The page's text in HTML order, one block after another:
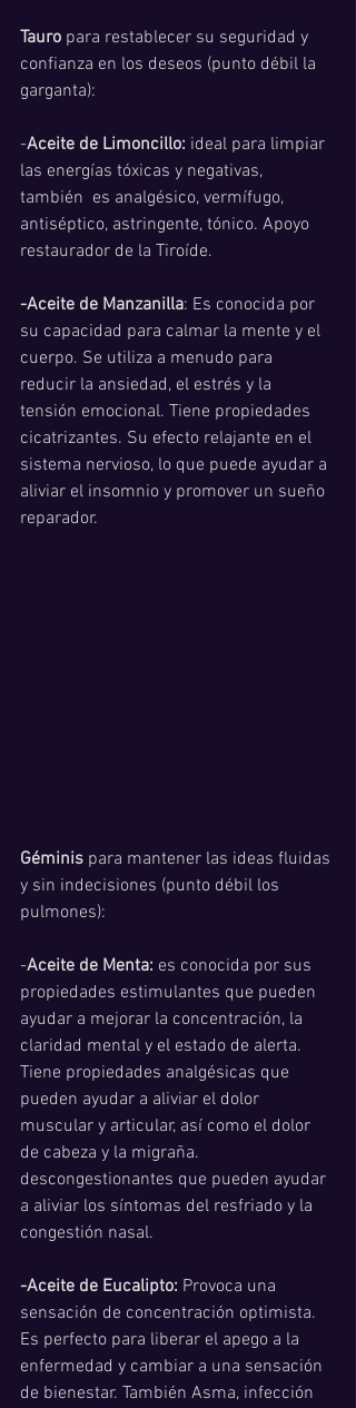
Tauro para restablecer su seguridad y
confianza en los deseos (punto débil la
garganta):
-Aceite de Limoncillo: ideal para limpiar
las energías tóxicas y negativas,
también  es analgésico, vermífugo,
antiséptico, astringente, tónico. Apoyo
restaurador de la Tiroíde.
-Aceite de Manzanilla: Es conocida por
su capacidad para calmar la mente y el
cuerpo. Se utiliza a menudo para
reducir la ansiedad, el estrés y la
tensión emocional. Tiene propiedades
cicatrizantes. Su efecto relajante en el
sistema nervioso, lo que puede ayudar a
aliviar el insomnio y promover un sueño
reparador.
Géminis para mantener las ideas fluidas
y sin indecisiones (punto débil los
pulmones):
-Aceite de Menta: es conocida por sus
propiedades estimulantes que pueden
ayudar a mejorar la concentración, la
claridad mental y el estado de alerta.
Tiene propiedades analgésicas que
pueden ayudar a aliviar el dolor
muscular y articular, así como el dolor
de cabeza y la migraña.
descongestionantes que pueden ayudar
a aliviar los síntomas del resfriado y la
congestión nasal.
-Aceite de Eucalipto: Provoca una
sensación de concentración optimista.
Es perfecto para liberar el apego a la
enfermedad y cambiar a una sensación
de bienestar. También Asma, infección